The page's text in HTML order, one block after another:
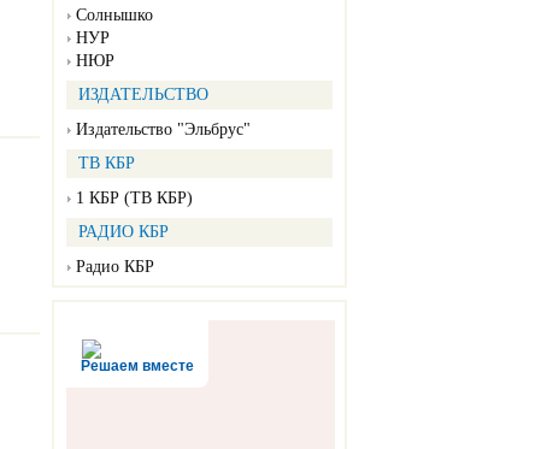
Солнышко
НУР
НЮР
ИЗДАТЕЛЬСТВО
Издательство "Эльбрус"
ТВ КБР
1 КБР (ТВ КБР)
РАДИО КБР
Радио КБР
Решаем вместе